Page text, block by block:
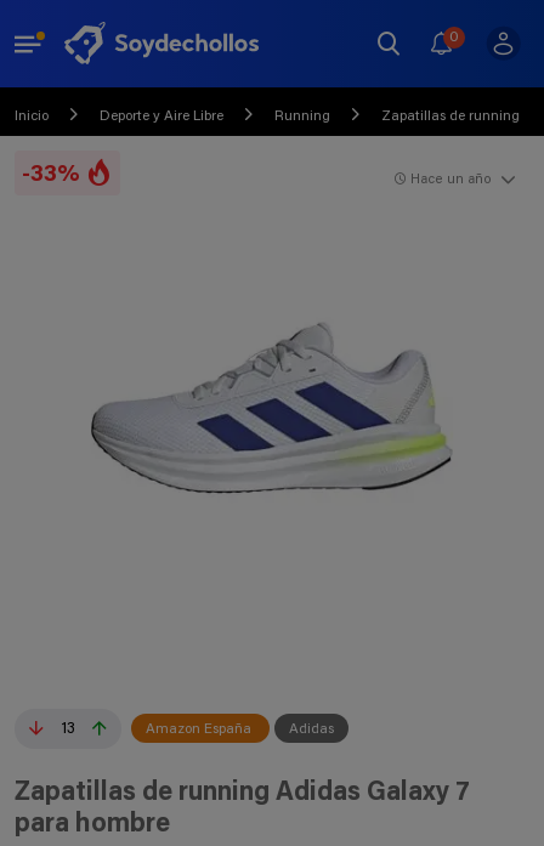
0
Inicio Deporte y Aire Libre Running Zapatillas de running
-33%
13 Amazon España Adidas
Hace un año
Zapatillas de running Adidas Galaxy 7
para hombre